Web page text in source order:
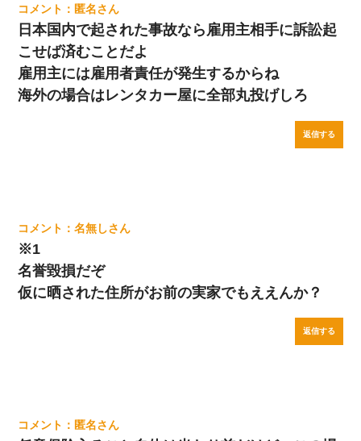
匿名
日本国内で起された事故なら雇用主相手に訴訟起
こせば済むことだよ
雇用主には雇用者責任が発生するからね
海外の場合はレンタカー屋に全部丸投げしろ
返信する
名無し
※1
名誉毀損だぞ
仮に晒された住所がお前の実家でもええんか？
返信する
匿名